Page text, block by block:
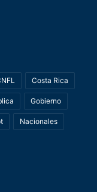
Costa Rica
Gobierno
Nacionales